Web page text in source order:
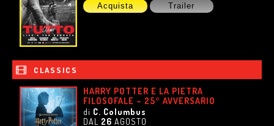
Acquista Trailer
CLASSICS
HARRY POTTER E LA PIETRA
FILOSOFALE – 25° AVVERSARIO
di C. Columbus
DAL 26 AGOSTO